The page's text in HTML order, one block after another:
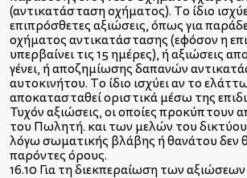
(αντικατάσταση οχήματος). Το ίδιο
επιπρόσθετες αξιώσεις, όπως για
οχήματος αντικατάστασης (εφόσον η
υπερβαίνει τις 15 ημέρες), ή αξιώσεις
γένει, ή αποζημίωσης δαπανών
αυτοκινήτου. Το ίδιο ισχύει αν το
αποκατασταθεί οριστικά μέσω της
Τυχόν αξιώσεις, οι οποίες προκύπτουν
του Πωλητή. και των μελών του δικτύου
λόγω σωματικής βλάβης ή θανάτου δεν
παρόντες όρους.
16.10 Για τη διεκπεραίωση των